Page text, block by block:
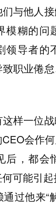
与他人
模糊的问
领导者的
职业倦
样一位
会作
后，都会
可能引
过他来“